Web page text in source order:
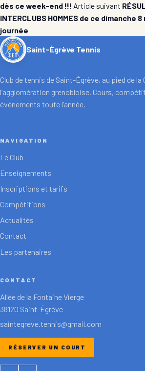
dès ce week-end !!! Article suivant
INTERCLUBS HOMMES de ce dimanche
journée
Saint-Égrève Tennis
Club de tennis de Saint-Égrève, au pied de la
l’agglomération grenobloise. Cours,
événements toute l’année.
NAVIGATION
Le Club
Enseignements
Inscriptions et tarifs
Compétitions
Actualités
Contact
Les partenaires
CONTACT
Allée de la Fontaine Vierge
38120 Saint-Égrève
saintegreve.tennis@gmail.com
RÉSERVER UN COURT